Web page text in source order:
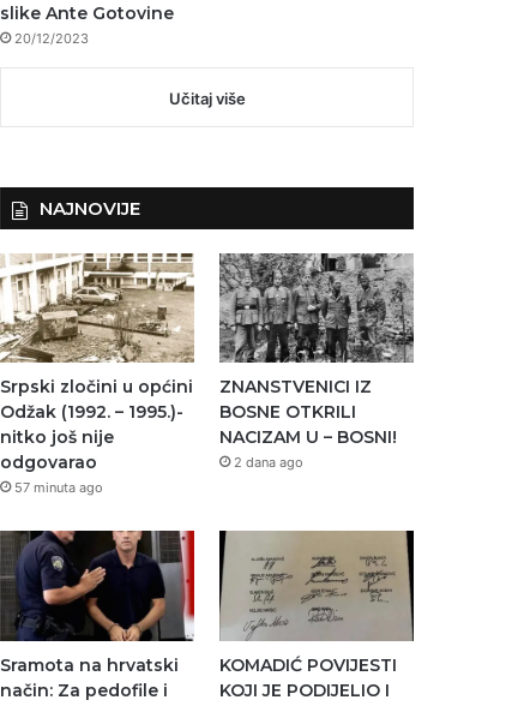
slike Ante Gotovine
20/12/2023
Učitaj više
NAJNOVIJE
Srpski zločini u općini
Odžak (1992. – 1995.)-
nitko još nije
odgovarao
57 minuta ago
ZNANSTVENICI IZ
BOSNE OTKRILI
NACIZAM U – BOSNI!
2 dana ago
Sramota na hrvatski
način: Za pedofile i
KOMADIĆ POVIJESTI
KOJI JE PODIJELIO I